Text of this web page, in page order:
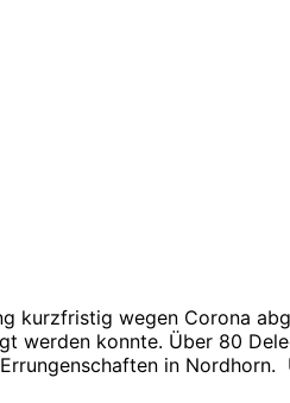
kurzfristig wegen Corona
werden konnte. Über 80
in